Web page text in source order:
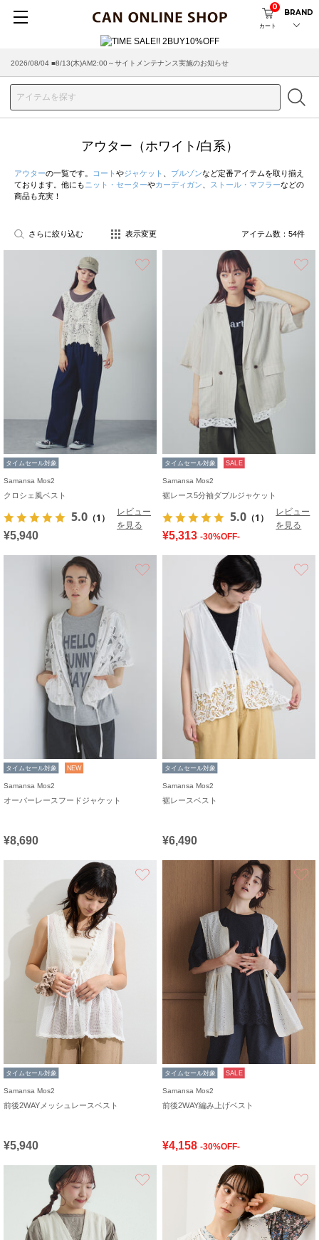
カート
0
BRAND
2026/07/29 ■【お知らせ】ヤマト運輸の配送遅延・停止について
アウター（ホワイト/白系）
アウターの一覧です。 コート やジャケット ブルゾンなど定番アイテムを取り揃え
ております。他にも ニット・セーターやカーディガン ストール・マフラーなどの
商品も充実！
さらに絞り込む 表示変更 アイテム数： 54件
タイムセール対象
Samansa Mos2
クロシェ風ベスト
5.0 （1）
レビュー
を見る
¥5,940
タイムセール対象 SALE
Samansa Mos2
裾レース5分袖ダブルジャケット
5.0 （1）
レビュー
を見る
¥5,313 -30%OFF-
タイムセール対象 NEW
Samansa Mos2
オーバーレースフードジャケット
¥8,690
タイムセール対象
Samansa Mos2
裾レースベスト
¥6,490
タイムセール対象
Samansa Mos2
前後2WAYメッシュレースベスト
¥5,940
タイムセール対象 SALE
Samansa Mos2
前後2WAY編み上げベスト
¥4,158 -30%OFF-